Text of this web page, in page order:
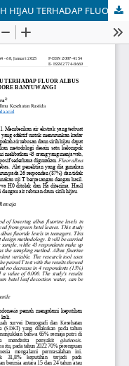
EFEKTIVITAS AIR REBUSAN DAUN SIRIH HIJAU TERHADAP FLUOR ALBUS PADA REMAJA DI SMA PGRI 10 GLENMORE BANYUWANGI